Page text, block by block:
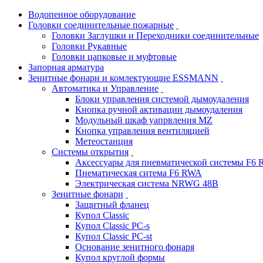
Водопенное оборудование
Головки соединительные пожарные
Головки Заглушки и Переходники соединительные
Головки Рукавные
Головки цапковые и муфтовые
Запорная арматура
Зенитные фонари и комлектующие ESSMANN
Автоматика и Управление
Блоки управления системой дымоудаления
Кнопка ручной активации дымоудаления
Модульный шкаф уапрвления MZ
Кнопка управления вентиляцией
Метеостанция
Системы открытия
Аксессуары для пневматической системы F6
Пнематическая ситема F6 RWA
Электрическая система NRWG 48В
Зенитные фонари
Защитный фланец
Купол Classic
Купол Classic PC-s
Купол Classic PC-st
Основание зенитного фонаря
Купол круглой формы